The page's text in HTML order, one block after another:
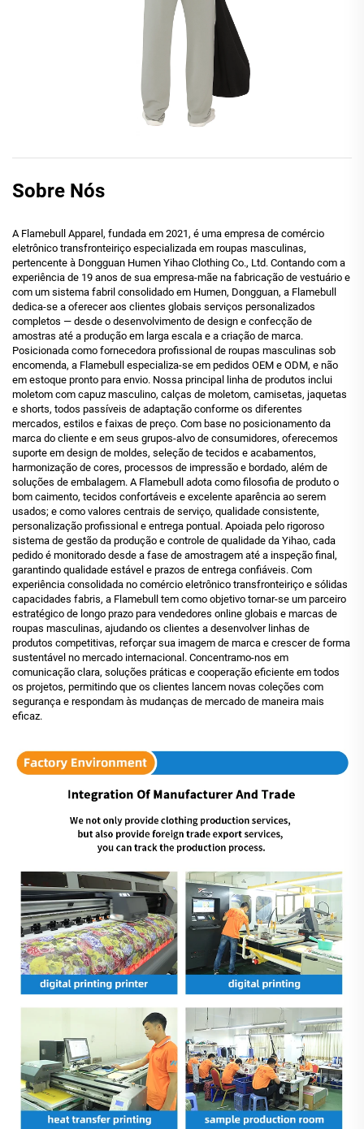
Sobre Nós
A Flamebull Apparel, fundada em 2021, é uma empresa de comércio
eletrônico transfronteiriço especializada em roupas masculinas,
pertencente à Dongguan Humen Yihao Clothing Co., Ltd. Contando com a
experiência de 19 anos de sua empresa-mãe na fabricação de vestuário e
com um sistema fabril consolidado em Humen, Dongguan, a Flamebull
dedica-se a oferecer aos clientes globais serviços personalizados
completos — desde o desenvolvimento de design e confecção de
amostras até a produção em larga escala e a criação de marca.
Posicionada como fornecedora profissional de roupas masculinas sob
encomenda, a Flamebull especializa-se em pedidos OEM e ODM, e não
em estoque pronto para envio. Nossa principal linha de produtos inclui
moletom com capuz masculino, calças de moletom, camisetas, jaquetas
e shorts, todos passíveis de adaptação conforme os diferentes
mercados, estilos e faixas de preço. Com base no posicionamento da
marca do cliente e em seus grupos-alvo de consumidores, oferecemos
suporte em design de moldes, seleção de tecidos e acabamentos,
harmonização de cores, processos de impressão e bordado, além de
soluções de embalagem. A Flamebull adota como filosofia de produto o
bom caimento, tecidos confortáveis e excelente aparência ao serem
usados; e como valores centrais de serviço, qualidade consistente,
personalização profissional e entrega pontual. Apoiada pelo rigoroso
sistema de gestão da produção e controle de qualidade da Yihao, cada
pedido é monitorado desde a fase de amostragem até a inspeção final,
garantindo qualidade estável e prazos de entrega confiáveis. Com
experiência consolidada no comércio eletrônico transfronteiriço e sólidas
capacidades fabris, a Flamebull tem como objetivo tornar-se um parceiro
estratégico de longo prazo para vendedores online globais e marcas de
roupas masculinas, ajudando os clientes a desenvolver linhas de
produtos competitivas, reforçar sua imagem de marca e crescer de forma
sustentável no mercado internacional. Concentramo-nos em
comunicação clara, soluções práticas e cooperação eficiente em todos
os projetos, permitindo que os clientes lancem novas coleções com
segurança e respondam às mudanças de mercado de maneira mais
eficaz.